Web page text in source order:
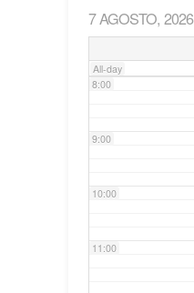
7 AGOSTO, 2026
All-day
7:00
8:00
9:00
10:00
11:00